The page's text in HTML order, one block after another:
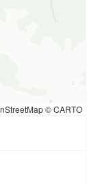
© CARTO